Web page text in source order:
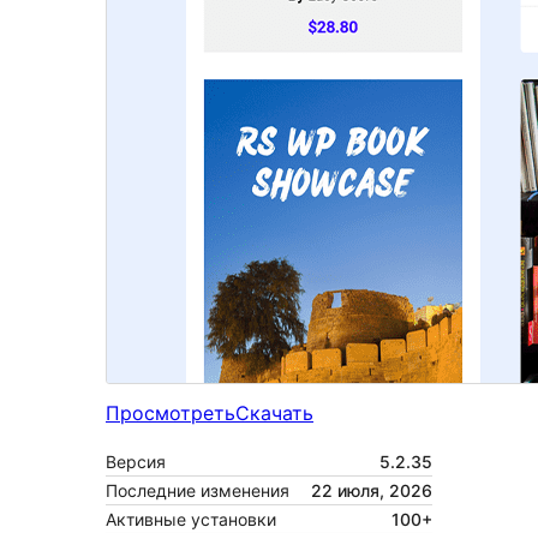
ПросмотретьСкачать
Версия
5.2.35
Последние изменения
22 июля, 2026
Активные установки
100+